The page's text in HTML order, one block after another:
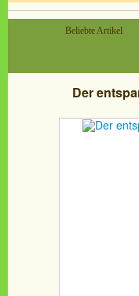
Beliebte Artikel
Der